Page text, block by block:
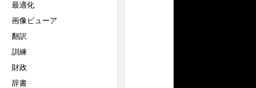
最適化
画像ビューア
翻訳
訓練
財政
辞書